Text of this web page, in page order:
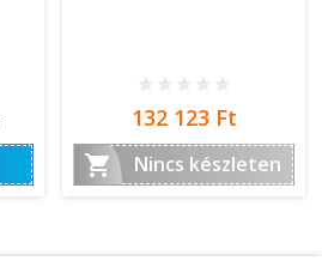
Ár
132 123 Ft

Nincs készleten